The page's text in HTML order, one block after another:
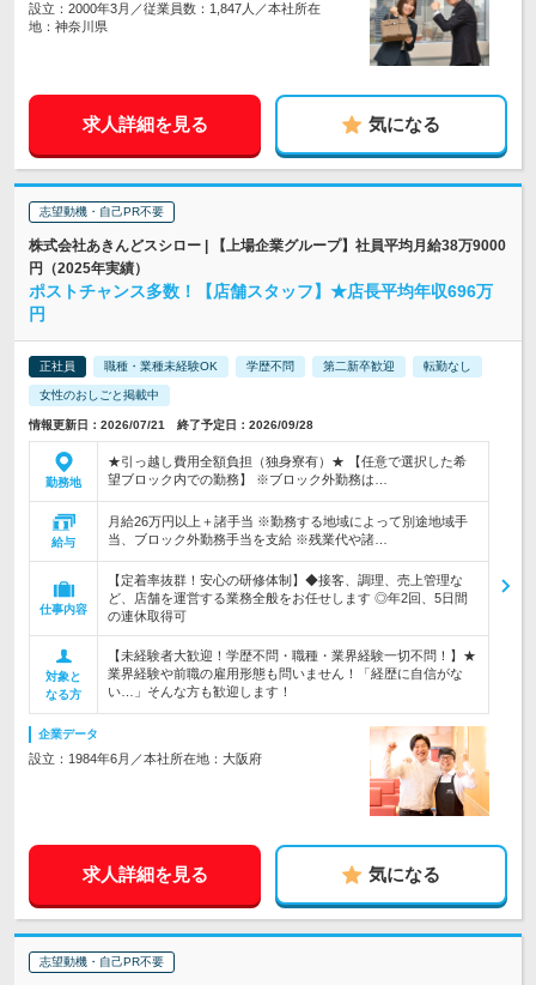
設立：2000年3月／従業員数：1,847人／本社所在
地：神奈川県
求人詳細を見る 気になる
志望動機・自己PR不要
株式会社あきんどスシロー | 【上場企業グループ】社員平均月給38万9000
円（2025年実績）
ポストチャンス多数！【店舗スタッフ】★店長平均年収696万
円
正社員 職種・業種未経験OK 学歴不問 第二新卒歓迎 転勤なし
女性のおしごと掲載中
情報更新日：2026/07/21 終了予定日：2026/09/28
勤務地
★引っ越し費用全額負担（独身寮有）★ 【任意で選択した希
望ブロック内での勤務】 ※ブロック外勤務は…
給与
月給26万円以上＋諸手当 ※勤務する地域によって別途地域手
当、ブロック外勤務手当を支給 ※残業代や諸…
仕事内容
【定着率抜群！安心の研修体制】◆接客、調理、売上管理な
ど、店舗を運営する業務全般をお任せします ◎年2回、5日間
の連休取得可
対象と
なる方
【未経験者大歓迎！学歴不問・職種・業界経験一切不問！】★
業界経験や前職の雇用形態も問いません！「経歴に自信がな
い…」そんな方も歓迎します！
企業データ
設立：1984年6月／本社所在地：大阪府
求人詳細を見る 気になる
志望動機・自己PR不要